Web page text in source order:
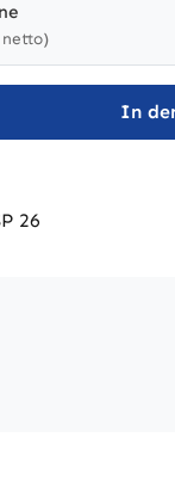
netto)
Gib den
In
26